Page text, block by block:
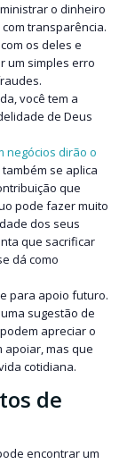
o dinheiro
transparência.
os deles e
um simples erro
você tem a
de Deus
negócios dirão o
se aplica
que
pode fazer muito
dos seus
que sacrificar
dá como
para apoio futuro.
sugestão de
apreciar o
apoiar, mas que
cotidiana.
de
encontrar um